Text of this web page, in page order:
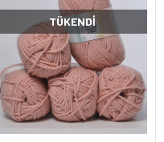
TÜKENDI